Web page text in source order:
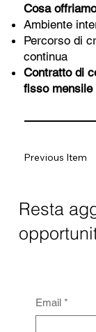
Cosa
Ambiente
Percorso di
continua
Contratto di
fisso
Previous Item
Resta
Email *